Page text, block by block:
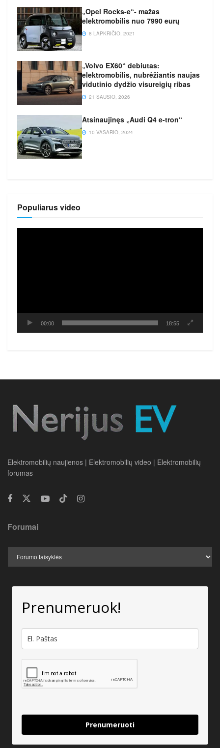
„Opel Rocks-e“- mažas
elektromobilis nuo 7990 eurų
8 LAPKRIČIO, 2021
„Volvo EX60“ debiutas:
elektromobilis, nubrėžiantis naujas
vidutinio dydžio visureigių ribas
21 SAUSIO, 2026
Atsinaujinęs „Audi Q4 e-tron“
10 VASARIO, 2024
Populiarus video
00:00 18:55
Elektromobilių naujienos | Elektromobilių video | Elektromobilių
forumas
Forumai
Prenumeruok!
Prenumeruoti